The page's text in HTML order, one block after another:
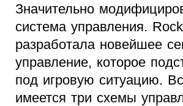
Значительно
система управления.
разработала новейшее
управление, которое
под игровую ситуацию.
имеется три схемы